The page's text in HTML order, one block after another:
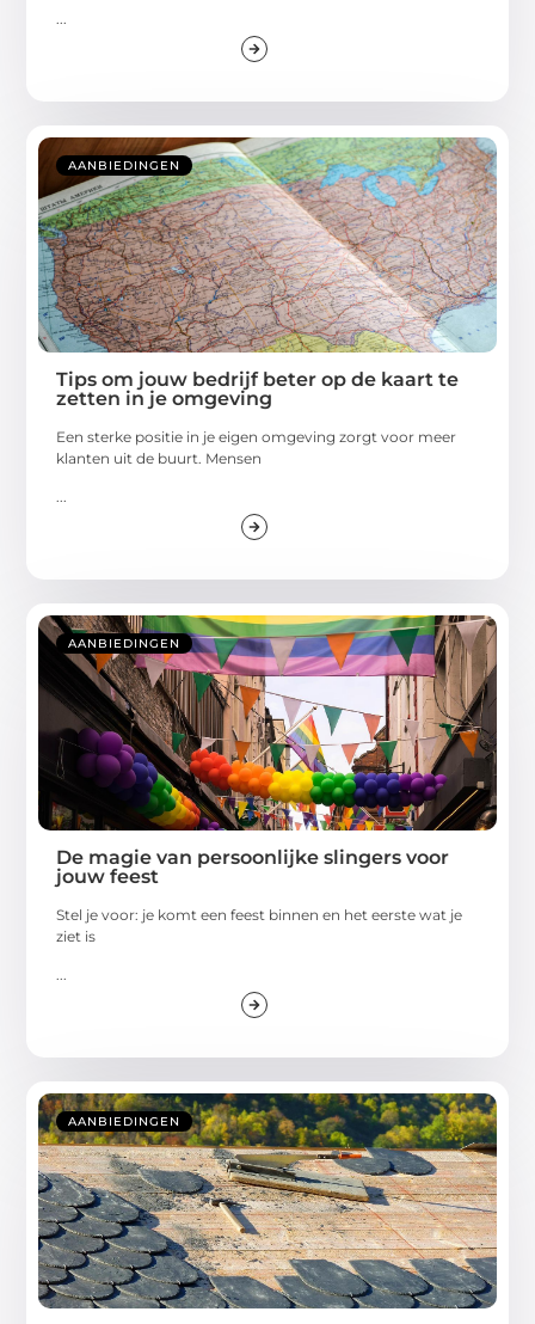
...
AANBIEDINGEN
Tips om jouw bedrijf beter op de kaart te
zetten in je omgeving
Een sterke positie in je eigen omgeving zorgt voor meer
klanten uit de buurt. Mensen
...
AANBIEDINGEN
De magie van persoonlijke slingers voor
jouw feest
Stel je voor: je komt een feest binnen en het eerste wat je
ziet is
...
AANBIEDINGEN